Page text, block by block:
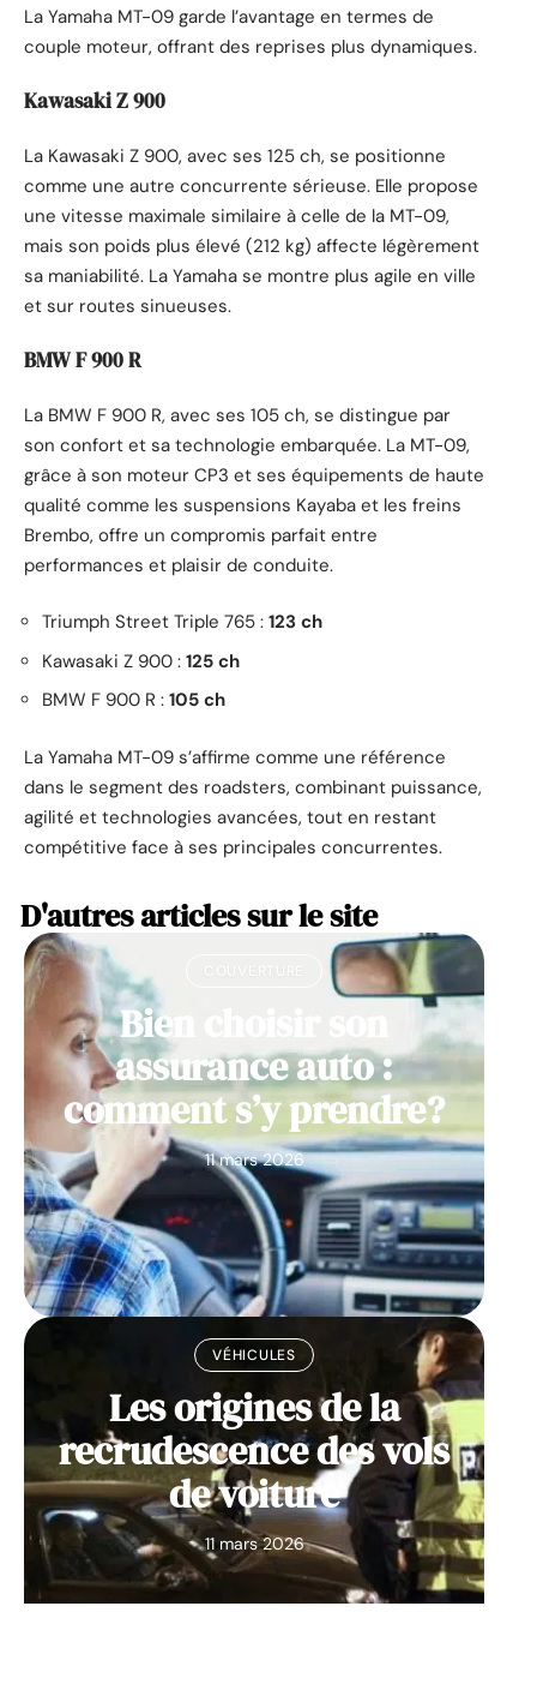
La Yamaha MT-09 garde l’avantage en termes de
couple moteur, offrant des reprises plus dynamiques.
Kawasaki Z 900
La Kawasaki Z 900, avec ses 125 ch, se positionne
comme une autre concurrente sérieuse. Elle propose
une vitesse maximale similaire à celle de la MT-09,
mais son poids plus élevé (212 kg) affecte légèrement
sa maniabilité. La Yamaha se montre plus agile en ville
et sur routes sinueuses.
BMW F 900 R
La BMW F 900 R, avec ses 105 ch, se distingue par
son confort et sa technologie embarquée. La MT-09,
grâce à son moteur CP3 et ses équipements de haute
qualité comme les suspensions Kayaba et les freins
Brembo, offre un compromis parfait entre
performances et plaisir de conduite.
Triumph Street Triple 765 : 123 ch
Kawasaki Z 900 : 125 ch
BMW F 900 R : 105 ch
La Yamaha MT-09 s’affirme comme une référence
dans le segment des roadsters, combinant puissance,
agilité et technologies avancées, tout en restant
compétitive face à ses principales concurrentes.
D'autres articles sur le site
Bien choisir son
assurance auto :
comment s’y prendre?
11 mars 2026
VÉHICULES
Les origines de la
recrudescence des vols
de voiture
11 mars 2026